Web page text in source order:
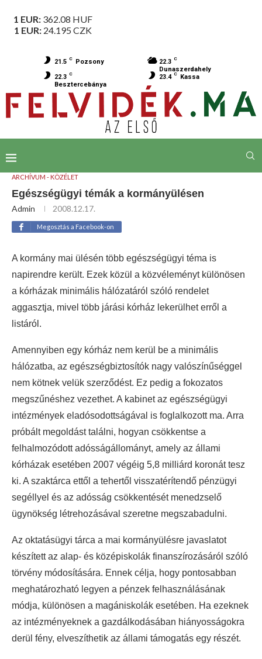
1 EUR: 362.08 HUF
1 EUR: 24.195 CZK
21.5 C Pozsony 22.3 C
Dunaszerdahely
22.3 C
Besztercebánya
23.4 C Kassa
ARCHÍVUM - KÖZÉLET
Egészségügyi témák a kormányülésen
Admin 2008.12.17.
Megosztás a Facebook-on
A kormány mai ülésén több egészségügyi téma is
napirendre került. Ezek közül a közvéleményt különösen
a kórházak minimális hálózatáról szóló rendelet
aggasztja, mivel több járási kórház lekerülhet erről a
listáról.
Amennyiben egy kórház nem kerül be a minimális
hálózatba, az egészségbiztosítók nagy valószínűséggel
nem kötnek velük szerződést. Ez pedig a fokozatos
megszűnéshez vezethet. A kabinet az egészségügyi
intézmények eladósodottságával is foglalkozott ma. Arra
próbált megoldást találni, hogyan csökkentse a
felhalmozódott adósságállományt, amely az állami
kórházak esetében 2007 végéig 5,8 milliárd koronát tesz
ki. A szaktárca ettől a tehertől visszatérítendő pénzügyi
segéllyel és az adósság csökkentését menedzselő
ügynökség létrehozásával szeretne megszabadulni.
Az oktatásügyi tárca a mai kormányülésre javaslatot
készített az alap- és középiskolák finanszírozásáról szóló
törvény módosítására. Ennek célja, hogy pontosabban
meghatározható legyen a pénzek felhasználásának
módja, különösen a magániskolák esetében. Ha ezeknek
az intézményeknek a gazdálkodásában hiányosságokra
derül fény, elveszíthetik az állami támogatás egy részét.